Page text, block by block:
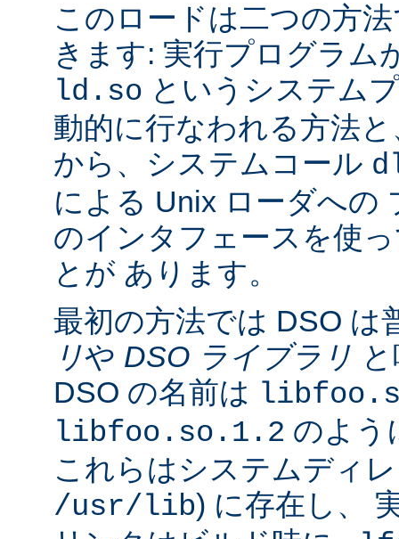
このロードは二つの方
きます: 実行プログラム
ld.so というシステム
動的に行なわれる方法
から、システムコール
による Unix ローダへの
のインタフェースを使
とが あります。
最初の方法では DSO は
リや DSO ライブラリ
DSO の名前は
libfoo.so.1.2 のよう
これらはシステムディ
/usr/lib) に存在し、